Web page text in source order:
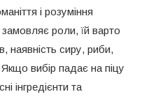
і розуміння
роли, їй варто
наявність сиру, риби,
Якщо вибір падає на піцу
інгредієнти та